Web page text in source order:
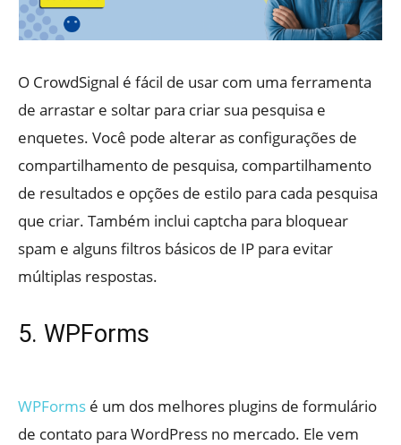
O CrowdSignal é fácil de usar com uma ferramenta
de arrastar e soltar para criar sua pesquisa e
enquetes. Você pode alterar as configurações de
compartilhamento de pesquisa, compartilhamento
de resultados e opções de estilo para cada pesquisa
que criar. Também inclui captcha para bloquear
spam e alguns filtros básicos de IP para evitar
múltiplas respostas.
5. WPForms
WPForms é um dos melhores plugins de formulário
de contato para WordPress no mercado. Ele vem